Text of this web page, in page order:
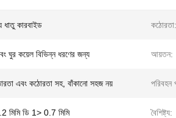
ধাতু কারবাইড কঠোরতা:
ঘুর কয়েল বিভিন্ন ধরণের জন্য আয়তন:
এবং কঠোরতা সহ, বাঁকানো সহজ নয় পরিবহন
মিমি ডি 1> 0.7 মিমি বৈশিষ্ট্য: